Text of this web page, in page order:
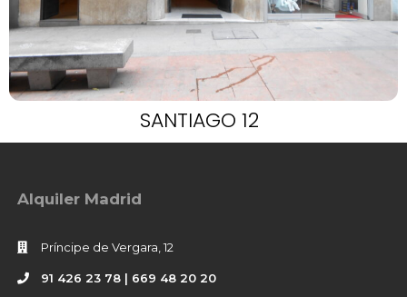
SANTIAGO 12
Alquiler Madrid
Príncipe de Vergara, 12
91 426 23 78 | 669 48 20 20